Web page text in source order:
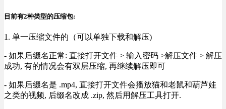
目前有2种类型的压缩包:
1. 单一压缩文件的（可以单独下载和解压)
- 如果后缀名正常: 直接打开文件 > 输入密码 >解压文件 > 解压
成功, 有的情况会有双层压缩, 再继续解压即可
- 如果后缀名是 .mp4, 直接打开文件会播放猫和老鼠和葫芦娃
之类的视频, 后缀名改成 .zip, 然后用解压工具打开.